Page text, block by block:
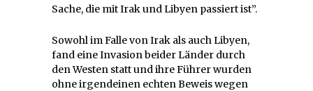
Sache, die mit Irak und Libyen passiert ist”.
Sowohl im Falle von Irak als auch Libyen,
fand eine Invasion beider Länder durch
den Westen statt und ihre Führer wurden
ohne irgendeinen echten Beweis wegen